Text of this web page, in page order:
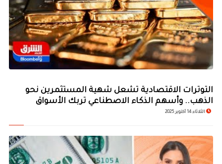
التوترات الاقتصادية تشعل شهية المستثمرين نحو
الذهب.. وأسهم الذكاء الاصطناعي تربك الأسواق
الثلاثاء 14 أكتوبر 2025